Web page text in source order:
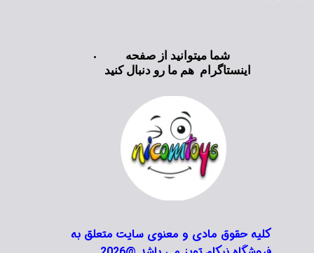
کلیه حقوق مادی و معنوی سایت متعلق به
شما میتوانید از صفحه
اینستاگرام هم ما رو دنبال کنید